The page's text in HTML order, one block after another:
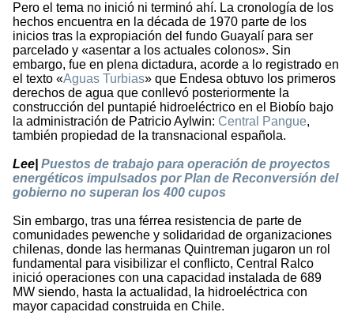
Pero el tema no inició ni terminó ahí. La cronología de los
hechos encuentra en la década de 1970 parte de los
inicios tras la expropiación del fundo Guayalí para ser
parcelado y «asentar a los actuales colonos». Sin
embargo, fue en plena dictadura, acorde a lo registrado en
el texto «Aguas Turbias» que Endesa obtuvo los primeros
derechos de agua que conllevó posteriormente la
construcción del puntapié hidroeléctrico en el Biobío bajo
la administración de Patricio Aylwin: Central Pangue,
también propiedad de la transnacional española.
Lee| Puestos de trabajo para operación de proyectos
energéticos impulsados por Plan de Reconversión del
gobierno no superan los 400 cupos
Sin embargo, tras una férrea resistencia de parte de
comunidades pewenche y solidaridad de organizaciones
chilenas, donde las hermanas Quintreman jugaron un rol
fundamental para visibilizar el conflicto, Central Ralco
inició operaciones con una capacidad instalada de 689
MW siendo, hasta la actualidad, la hidroeléctrica con
mayor capacidad construida en Chile.